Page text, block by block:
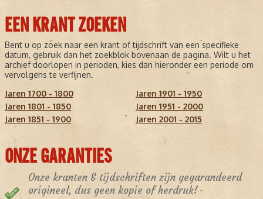
EEN KRANT ZOEKEN
Bent u op zoek naar een krant of tijdschrift van een specifieke
datum, gebruik dan het zoekblok bovenaan de pagina. Wilt u het
archief doorlopen in perioden, kies dan hieronder een periode om
vervolgens te verfijnen.
Jaren 1700 - 1800
Jaren 1801 - 1850
Jaren 1851 - 1900
Jaren 1901 - 1950
Jaren 1951 - 2000
Jaren 2001 - 2015
ONZE GARANTIES
Onze kranten & tijdschriften zijn gegarandeerd
origineel, dus geen kopie of herdruk!